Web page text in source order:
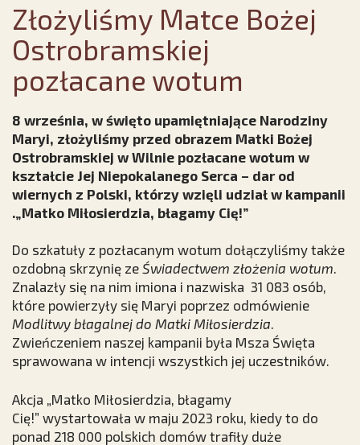
Złożyliśmy Matce Bożej
Ostrobramskiej
pozłacane wotum
8 września, w święto upamiętniające Narodziny
Maryi, złożyliśmy przed obrazem Matki Bożej
Ostrobramskiej w Wilnie pozłacane wotum w
kształcie Jej Niepokalanego Serca – dar od
wiernych z Polski, którzy wzięli udział w kampanii
.„Matko Miłosierdzia, błagamy Cię!”
Do szkatuły z pozłacanym wotum dołączyliśmy także
ozdobną skrzynię ze Świadectwem złożenia wotum
Znalazły się na nim imiona i nazwiska 31 083 osób,
które powierzyły się Maryi poprzez odmówienie
Modlitwy błagalnej do Matki Miłosierdzia
Zwieńczeniem naszej kampanii była Msza Święta
sprawowana w intencji wszystkich jej uczestników.
Akcja „Matko Miłosierdzia, błagamy
Cię!” wystartowała w maju 2023 roku, kiedy to do
ponad 218 000 polskich domów trafiły duże